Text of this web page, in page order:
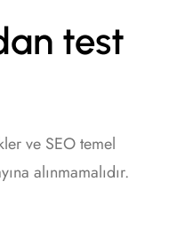
test
ve SEO temel
alınmamalıdır.